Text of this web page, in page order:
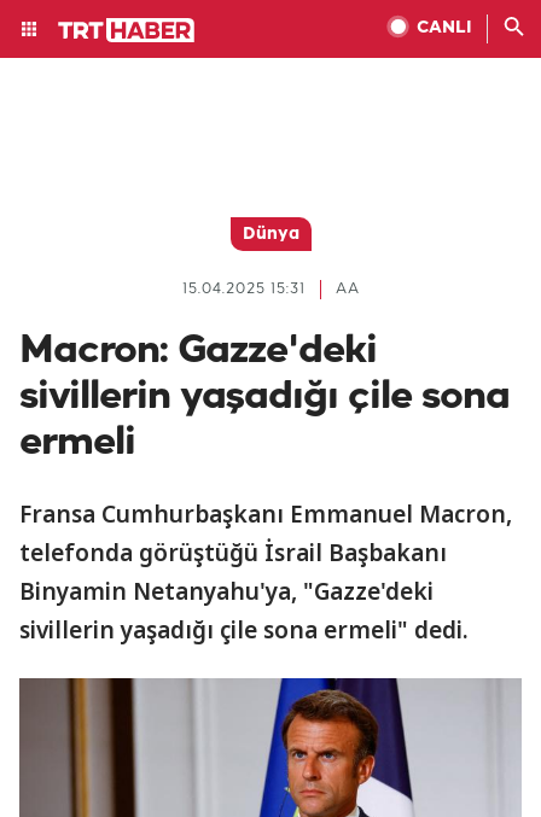
CANLI
Dünya
AA
15.04.2025 15:31
Macron: Gazze'deki
sivillerin yaşadığı çile sona
ermeli
Fransa Cumhurbaşkanı Emmanuel Macron,
telefonda görüştüğü İsrail Başbakanı
Binyamin Netanyahu'ya, "Gazze'deki
sivillerin yaşadığı çile sona ermeli" dedi.